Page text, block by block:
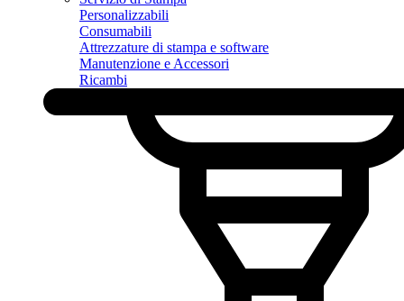
Personalizzabili
Consumabili
Attrezzature di stampa e software
Manutenzione e Accessori
Ricambi